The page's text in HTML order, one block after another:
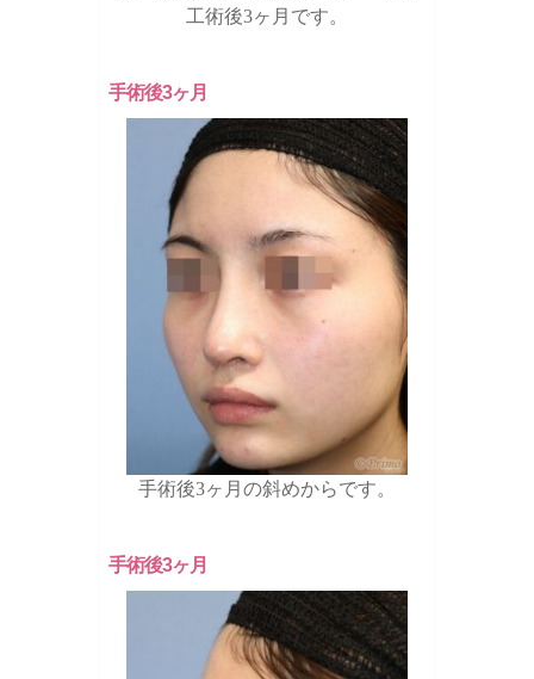
工術後3ヶ月です。
手術後3ヶ月
手術後3ヶ月の斜めからです。
手術後3ヶ月